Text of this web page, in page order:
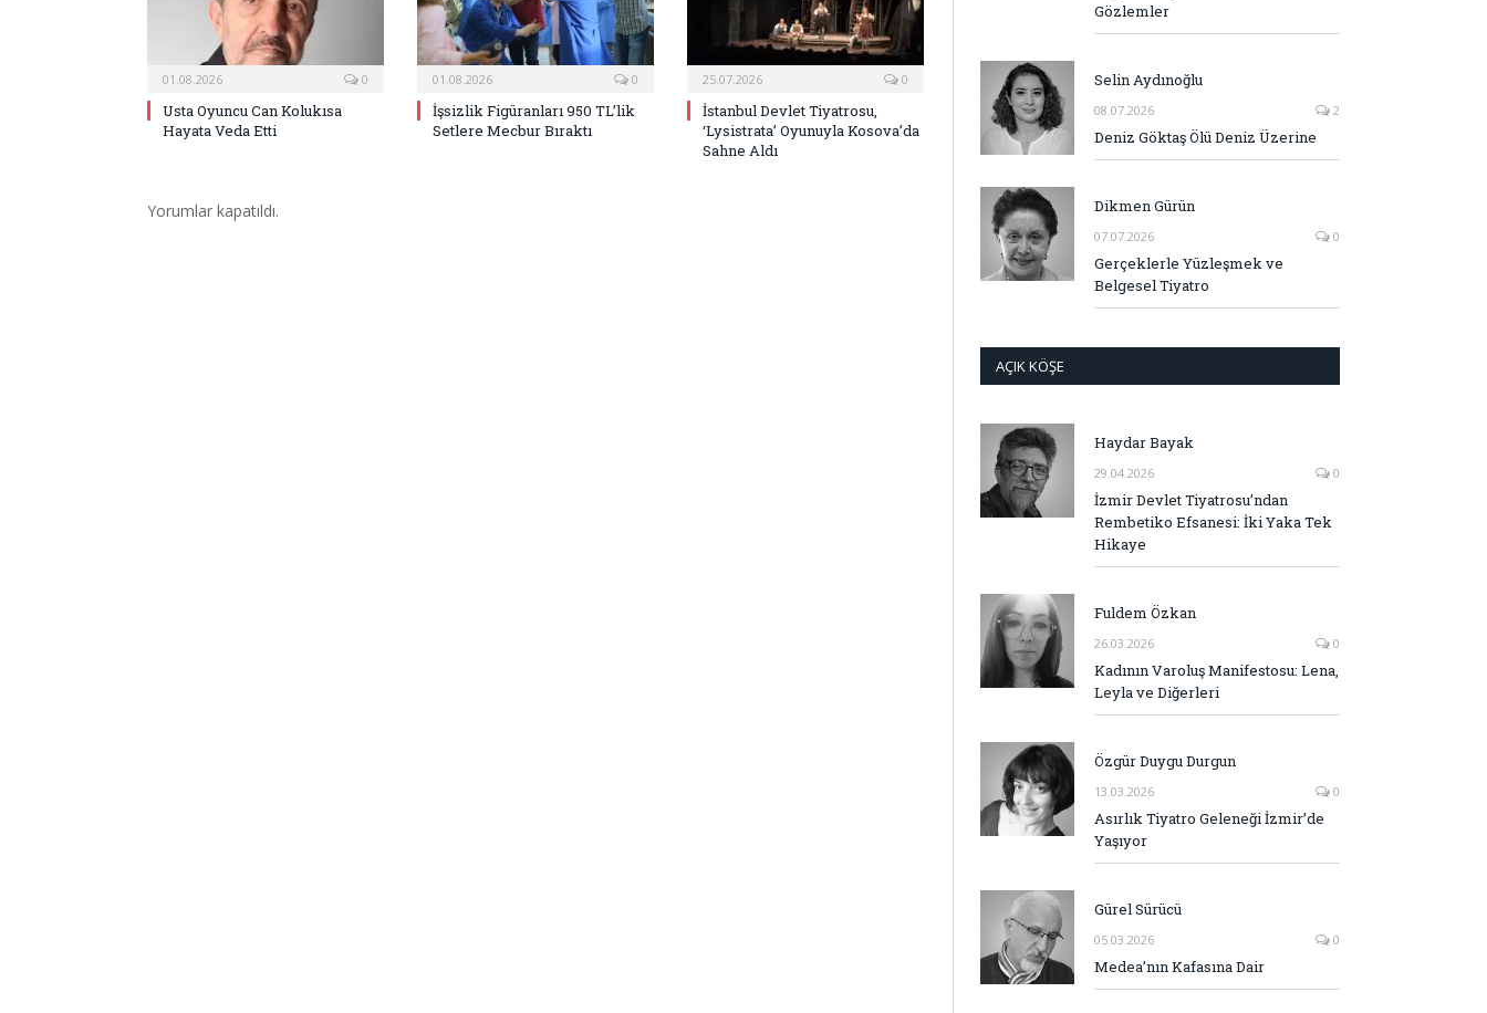
01.08.2026 0
Usta Oyuncu Can Kolukısa
Hayata Veda Etti
01.08.2026 0
İşsizlik Figüranları 950 TL’lik
Setlere Mecbur Bıraktı
25.07.2026 0
İstanbul Devlet Tiyatrosu,
‘Lysistrata’ Oyunuyla Kosova’da
Sahne Aldı
Yorumlar kapatıldı.
Gözlemler
Selin Aydınoğlu
08.07.2026 2
Deniz Göktaş Ölü Deniz Üzerine
Dikmen Gürün
07.07.2026 0
Gerçeklerle Yüzleşmek ve
Belgesel Tiyatro
AÇIK KÖŞE
Haydar Bayak
29.04.2026 0
İzmir Devlet Tiyatrosu’ndan
Rembetiko Efsanesi: İki Yaka Tek
Hikaye
Fuldem Özkan
26.03.2026 0
Kadının Varoluş Manifestosu: Lena,
Leyla ve Diğerleri
Özgür Duygu Durgun
13.03.2026 0
Asırlık Tiyatro Geleneği İzmir’de
Yaşıyor
Gürel Sürücü
05.03.2026 0
Medea’nın Kafasına Dair